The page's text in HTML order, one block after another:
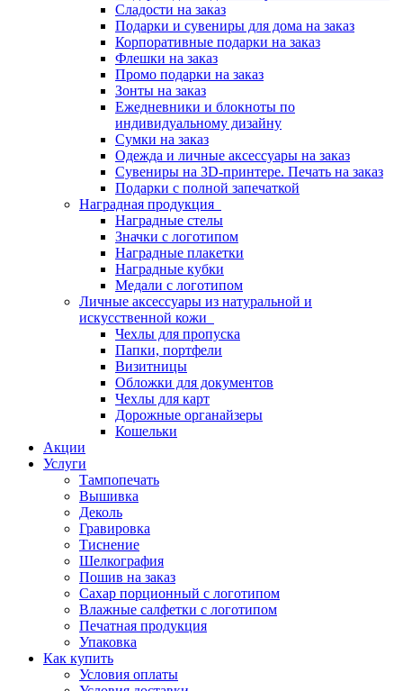
Сладости на заказ
Подарки и сувениры для дома на заказ
Корпоративные подарки на заказ
Флешки на заказ
Промо подарки на заказ
Зонты на заказ
Ежедневники и блокноты по
индивидуальному дизайну
Сумки на заказ
Одежда и личные аксессуары на заказ
Сувениры на 3D-принтере. Печать на заказ
Подарки с полной запечаткой
Наградная продукция
Наградные стелы
Значки с логотипом
Наградные плакетки
Наградные кубки
Медали с логотипом
Личные аксессуары из натуральной и
искусственной кожи
Чехлы для пропуска
Папки, портфели
Визитницы
Обложки для документов
Чехлы для карт
Дорожные органайзеры
Кошельки
Акции
Услуги
Тампопечать
Вышивка
Деколь
Гравировка
Тиснение
Шелкография
Пошив на заказ
Сахар порционный с логотипом
Влажные салфетки с логотипом
Печатная продукция
Упаковка
Как купить
Условия оплаты